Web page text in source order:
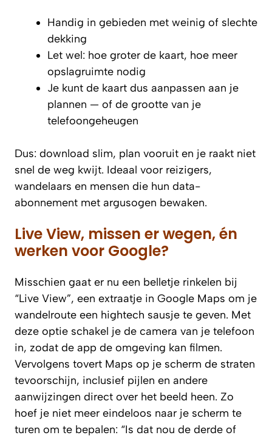
Handig in gebieden met weinig of slechte
dekking
Let wel: hoe groter de kaart, hoe meer
opslagruimte nodig
Je kunt de kaart dus aanpassen aan je
plannen — of de grootte van je
telefoongeheugen
Dus: download slim, plan vooruit en je raakt niet
snel de weg kwijt. Ideaal voor reizigers,
wandelaars en mensen die hun data-
abonnement met argusogen bewaken.
Live View, missen er wegen, én
werken voor Google?
Misschien gaat er nu een belletje rinkelen bij
“Live View”, een extraatje in Google Maps om je
wandelroute een hightech sausje te geven. Met
deze optie schakel je de camera van je telefoon
in, zodat de app de omgeving kan filmen.
Vervolgens tovert Maps op je scherm de straten
tevoorschijn, inclusief pijlen en andere
aanwijzingen direct over het beeld heen. Zo
hoef je niet meer eindeloos naar je scherm te
turen om te bepalen: “Is dat nou de derde of